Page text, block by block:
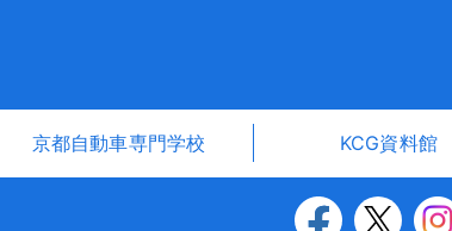
京都自動車専門学校 KCG資料館